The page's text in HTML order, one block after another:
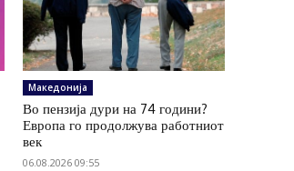
Македонија
Во пензија дури на 74 години?
Европа го продолжува работниот
век
06.08.2026 09:55